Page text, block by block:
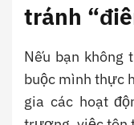
tránh
Nếu bạn không
buộc mình thực
gia các hoạt